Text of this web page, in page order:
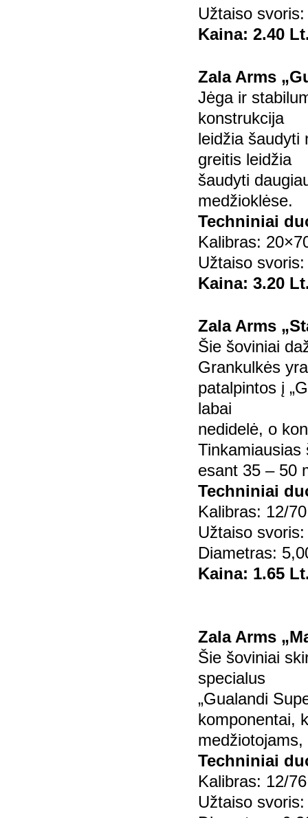
Užtaiso
Kaina: 2.40
Zala Arms
Jėga ir
konstrukcija
leidžia šaudyti
greitis leidžia
šaudyti
medžioklėse.
Techniniai
Kalibras:
Užtaiso
Kaina: 3.20
Zala Arms
Šie šoviniai
Grankulkės yra
patalpintos į
labai
nedidelė, o
Tinkamiausias
esant 35 – 50
Techniniai
Kalibras: 12/70
Užtaiso
Diametras:
Kaina: 1.65
Zala Arms
Šie šoviniai
specialus
„Gualandi
komponentai,
Techniniai
Kalibras: 12/76
Užtaiso